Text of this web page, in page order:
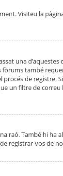
Visiteu la
una
també
de registre.
filtre de
raó. També hi
registrar-vos de